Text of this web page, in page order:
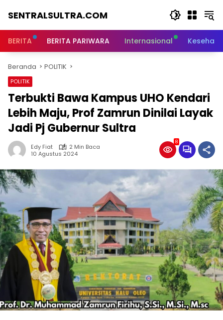
SENTRALSULTRA.COM
BERITA BERITA PARIWARA Internasional
Beranda POLITIK
POLITIK
Terbukti Bawa Kampus UHO Kendari
Lebih Maju, Prof Zamrun Dinilai Layak
Jadi Pj Gubernur Sultra
Edy Fiat
2 Min Baca
10 Agustus 2024
8